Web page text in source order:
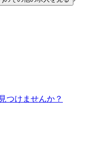
つけませんか？